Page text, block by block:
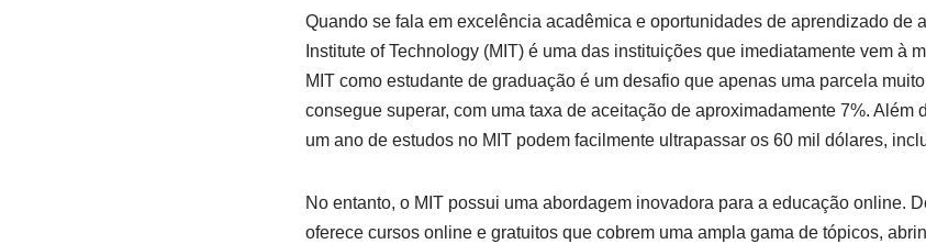
Quando se fala em excelência acadêmica e oportunidades de aprendizado de
Institute of Technology (MIT) é uma das instituições que imediatamente vem à
MIT como estudante de graduação é um desafio que apenas uma parcela
consegue superar, com uma taxa de aceitação de aproximadamente 7%. Além
um ano de estudos no MIT podem facilmente ultrapassar os 60 mil dólares,
No entanto, o MIT possui uma abordagem inovadora para a educação online.
oferece cursos online e gratuitos que cobrem uma ampla gama de tópicos,